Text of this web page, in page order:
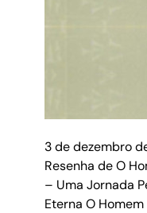
3 de dezembro
Resenha de O
– Uma Jornada
Eterna O